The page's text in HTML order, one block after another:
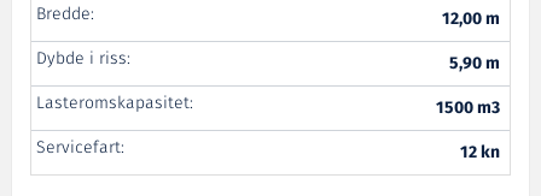
Bredde:
12,00 m
Dybde i riss:
5,90 m
Lasteromskapasitet:
1500 m3
Servicefart:
12 kn